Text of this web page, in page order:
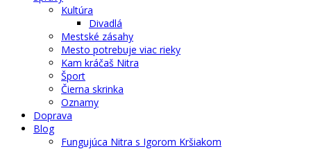
Kultúra
Divadlá
Mestské zásahy
Mesto potrebuje viac rieky
Kam kráčaš Nitra
Šport
Čierna skrinka
Oznamy
Doprava
Blog
Fungujúca Nitra s Igorom Kršiakom